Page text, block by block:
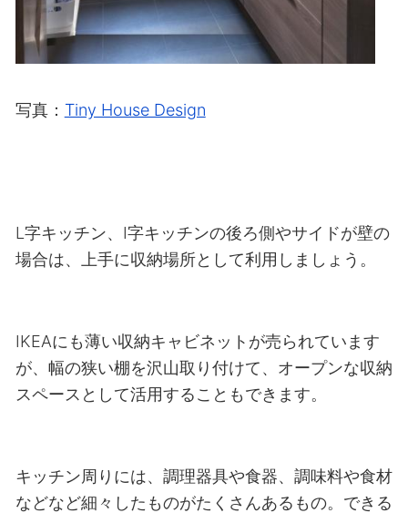
写真： Tiny House Design
L字キッチン、I字キッチンの後ろ側やサイドが壁の
場合は、上手に収納場所として利用しましょう。
IKEAにも薄い収納キャビネットが売られています
が、幅の狭い棚を沢山取り付けて、オープンな収納
スペースとして活用することもできます。
キッチン周りには、調理器具や食器、調味料や食材
などなど細々したものがたくさんあるもの。できる